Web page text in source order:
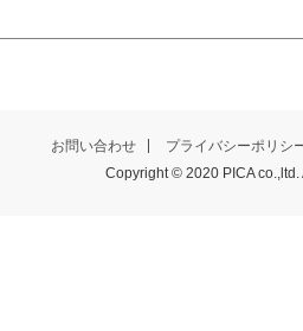
お問い合わせ プライバシーポリシ
Copyright © 2020 PICA